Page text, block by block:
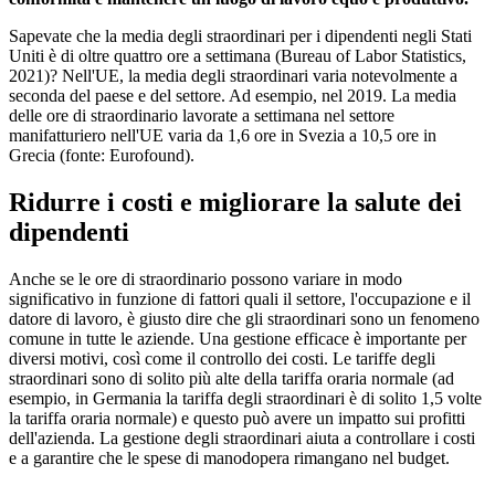
Sapevate che la media degli straordinari per i dipendenti negli Stati
Uniti è di oltre quattro ore a settimana (Bureau of Labor Statistics,
2021)? Nell'UE, la media degli straordinari varia notevolmente a
seconda del paese e del settore. Ad esempio, nel 2019. La media
delle ore di straordinario lavorate a settimana nel settore
manifatturiero nell'UE varia da 1,6 ore in Svezia a 10,5 ore in
Grecia (fonte: Eurofound).
Ridurre i costi e migliorare la salute dei
dipendenti
Anche se le ore di straordinario possono variare in modo
significativo in funzione di fattori quali il settore, l'occupazione e il
datore di lavoro, è giusto dire che gli straordinari sono un fenomeno
comune in tutte le aziende. Una gestione efficace è importante per
diversi motivi, così come il controllo dei costi. Le tariffe degli
straordinari sono di solito più alte della tariffa oraria normale (ad
esempio, in Germania la tariffa degli straordinari è di solito 1,5 volte
la tariffa oraria normale) e questo può avere un impatto sui profitti
dell'azienda. La gestione degli straordinari aiuta a controllare i costi
e a garantire che le spese di manodopera rimangano nel budget.